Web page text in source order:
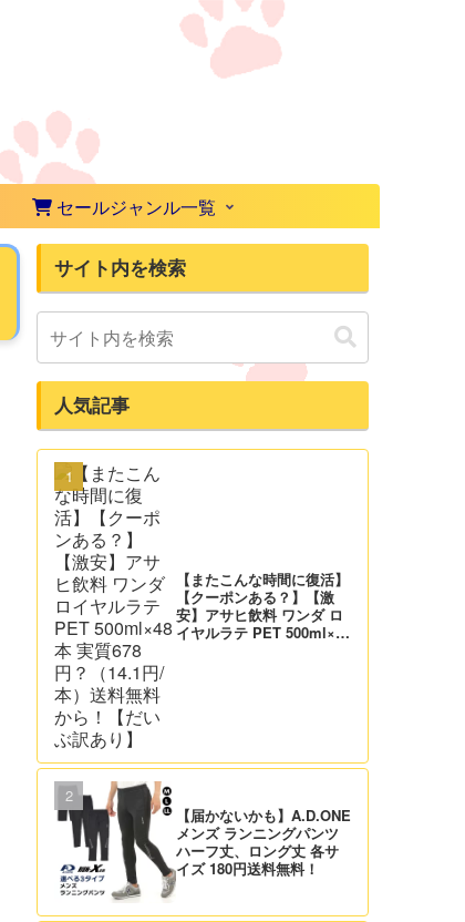
セールジャンル一覧
サイト内を検索
人気記事
【またこんな時間に復活】
【クーポンある？】【激
安】アサヒ飲料 ワンダ ロ
イヤルラテ PET 500ml×48
【届かないかも】A.D.ONE
メンズ ランニングパンツ
ハーフ丈、ロング丈 各サ
イズ 180円送料無料！